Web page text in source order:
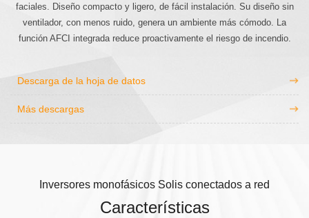
faciales. Diseño compacto y ligero, de fácil instalación. Su diseño sin
ventilador, con menos ruido, genera un ambiente más cómodo. La
función AFCI integrada reduce proactivamente el riesgo de incendio.
Descarga de la hoja de datos
Más descargas
Inversores monofásicos Solis conectados a red
Características